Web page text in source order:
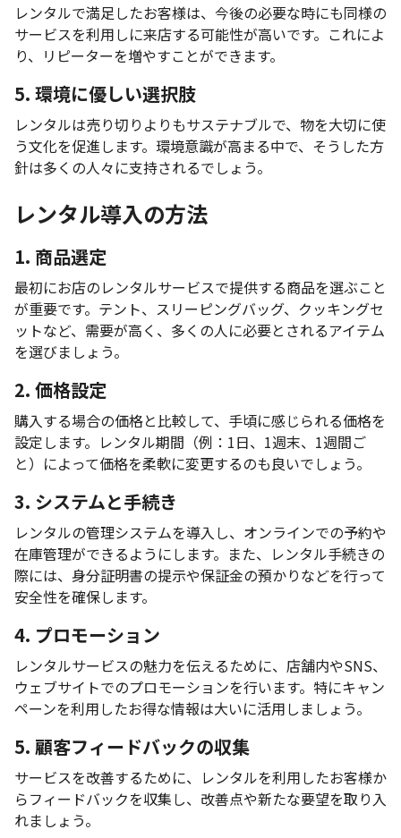
レンタルで満足したお客様は、今後の必要な時にも同様の
サービスを利用しに来店する可能性が高いです。これによ
り、リピーターを増やすことができます。
5. 環境に優しい選択肢
レンタルは売り切りよりもサステナブルで、物を大切に使
う文化を促進します。環境意識が高まる中で、そうした方
針は多くの人々に支持されるでしょう。
レンタル導入の方法
1. 商品選定
最初にお店のレンタルサービスで提供する商品を選ぶこと
が重要です。テント、スリーピングバッグ、クッキングセ
ットなど、需要が高く、多くの人に必要とされるアイテム
を選びましょう。
2. 価格設定
購入する場合の価格と比較して、手頃に感じられる価格を
設定します。レンタル期間（例：1日、1週末、1週間ご
と）によって価格を柔軟に変更するのも良いでしょう。
3. システムと手続き
レンタルの管理システムを導入し、オンラインでの予約や
在庫管理ができるようにします。また、レンタル手続きの
際には、身分証明書の提示や保証金の預かりなどを行って
安全性を確保します。
4. プロモーション
レンタルサービスの魅力を伝えるために、店舗内やSNS、
ウェブサイトでのプロモーションを行います。特にキャン
ペーンを利用したお得な情報は大いに活用しましょう。
5. 顧客フィードバックの収集
サービスを改善するために、レンタルを利用したお客様か
らフィードバックを収集し、改善点や新たな要望を取り入
れましょう。